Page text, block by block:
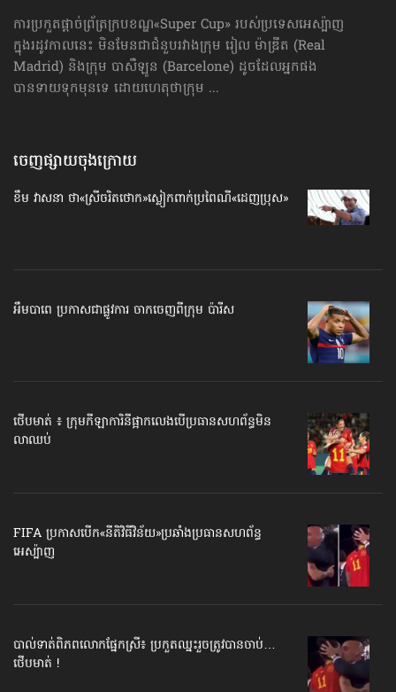
ការប្រកួតផ្ដាច់ព្រ័ត្រ​ក្របខណ្ឌ​«Super Cup» របស់ប្រទេសអេស្ប៉ាញ​
ក្នុងរដូវកាលនេះ មិនមែន​ជាជំនួប​រវាងក្រុម រៀល ម៉ាឌ្រីត (Real
Madrid) និងក្រុម បាសឺឡូន (Barcelone) ដូចដែល​អ្នកផង​
បានទាយ​ទុកមុនទេ ដោយហេតុថាក្រុម ...
ចេញផ្សាយចុងក្រោយ
ខឹម វាសនា ថា«ស្រីចរិតថោក»​ស្លៀកពាក់ប្រពៃណី​«ដេញប្រុស»
អឹមបាពេ ប្រកាសជាផ្លូវការ ចាកចេញពីក្រុម ប៉ារីស
ថើបមាត់ ៖ ក្រុមកីឡាការិនី​ផ្អាកលេង​​បើប្រធានសហព័ន្ធ​មិន
លាឈប់
FIFA ប្រកាសបើក​«នីតិវិធីវិន័យ»​ប្រឆាំងប្រធានសហព័ន្ធ​
អេស្ប៉ាញ
បាល់ទាត់​ពិភពលោក​ផ្នែកស្រី៖ ប្រកួតឈ្នះរួច​ត្រូវបានចាប់…
ថើបមាត់ !